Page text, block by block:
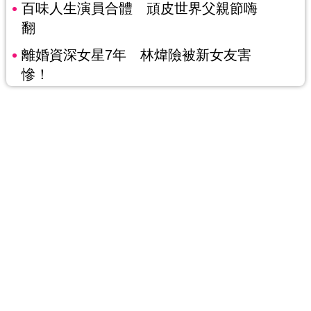
百味人生演員合體 頑皮世界父親節嗨
翻
離婚資深女星7年 林煒險被新女友害
慘！